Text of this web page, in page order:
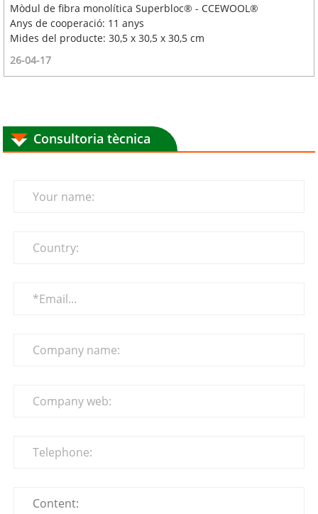
Mòdul de fibra monolítica Superbloc® - CCEWOOL®
Anys de cooperació: 11 anys
Mides del producte: 30,5 x 30,5 x 30,5 cm
26-04-17
Consultoria tècnica